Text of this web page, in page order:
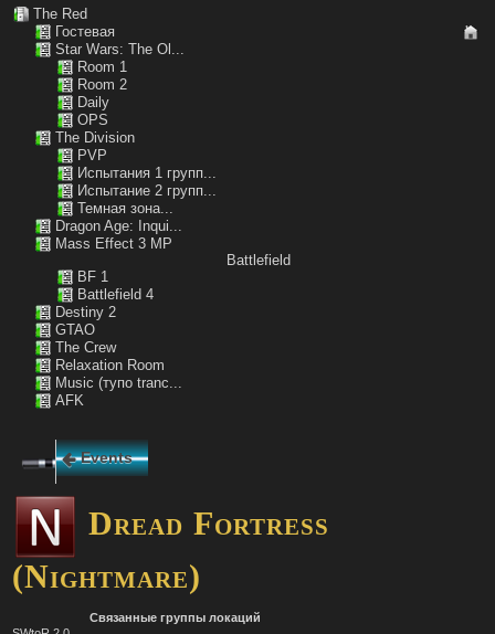
The Red
Гостевая
Star Wars: The Ol...
Room 1
Room 2
Daily
OPS
The Division
PVP
Испытания 1 групп...
Испытание 2 групп...
Темная зона...
Dragon Age: Inqui...
Mass Effect 3 MP
Battlefield
BF 1
Battlefield 4
Destiny 2
GTAO
The Crew
Relaxation Room
Music (тупо tranc...
AFK
Events
Dread Fortress
(Nightmare)
Связанные группы локаций